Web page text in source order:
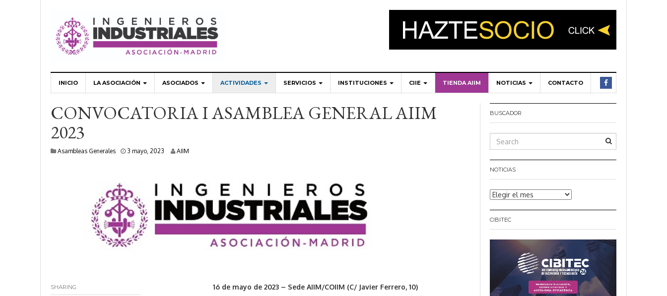
INICIO LA ASOCIACIÓN ASOCIADOS ACTIVIDADES SERVICIOS INSTITUCIONES CIIE TIENDA AIIM NOTICIAS CONTACTO
CONVOCATORIA I ASAMBLEA GENERAL AIIM
2023
Asambleas Generales 3 mayo, 2023
e
b
r
e
AIIM
16 de mayo de 2023 – Sede AIIM/COIIM (C/ Javier Ferrero, 10)
SHARING
BUSCADOR
NOTICIAS
Noticias
CIBITEC